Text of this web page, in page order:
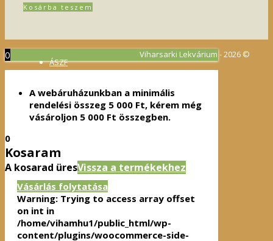
Kosárba teszem
Viharsarki Lekvárium - 2026 ©
ÁSZF
Adatvédelmi irányelvek
0
A webáruházunkban a minimális
rendelési összeg 5 000 Ft, kérem még
vásároljon 5 000 Ft összegben.
0
Kosaram
A kosarad üresVissza a termékekhez
Vásárlás folytatása
Warning: Trying to access array offset
on int in
/home/vihamhu1/public_html/wp-
content/plugins/woocommerce-side-